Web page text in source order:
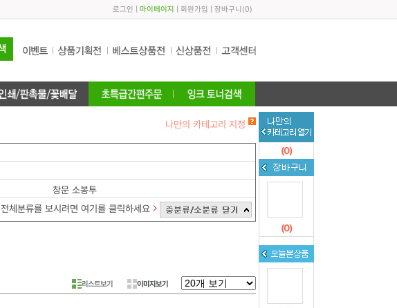
로그인 마이페이지 회원가입 장바구니 (0)
나만의 카테고리 지정
창문 소봉투
전체분류를 보시려면 여기를 클릭하세요
리스트보기 이미지보기
(0)
(0)